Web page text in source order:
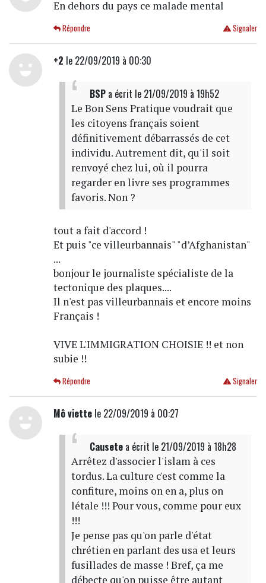
En dehors du pays ce malade mental
Signaler
Répondre
+2 le 22/09/2019 à 00:30
BSPa écrit le 21/09/2019 à 19h52
Le Bon Sens Pratique voudrait que
les citoyens français soient
définitivement débarrassés de cet
individu. Autrement dit, qu'il soit
renvoyé chez lui, où il pourra
regarder en livre ses programmes
favoris. Non ?
tout a fait d'accord !
Et puis "ce villeurbannais" "d’Afghanistan"
...
bonjour le journaliste spécialiste de la
tectonique des plaques....
Il n'est pas villeurbannais et encore moins
Français !
VIVE L'IMMIGRATION CHOISIE !! et non
subie !!
Signaler
Répondre
Mô viettele 22/09/2019 à 00:27
Causetea écrit le 21/09/2019 à 18h28
Arrêtez d'associer l'islam à ces
tordus. La culture c'est comme la
confiture, moins on en a, plus on
létale !!! Pour vous, comme pour eux
!!!
Je pense pas qu'on parle d'état
chrétien en parlant des usa et leurs
fusillades de masse ! Bref, ça me
débecte qu'on puisse être autant